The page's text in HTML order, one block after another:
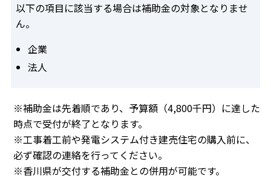
以下の項目に該当する場合は補助金の対象となりませ
ん。
企業
法人
※補助金は先着順であり、予算額（4,800千円）に達した
時点で受付が終了となります。
※工事着工前や発電システム付き建売住宅の購入前に、
必ず確認の連絡を行ってください。
※香川県が交付する補助金との併用が可能です。